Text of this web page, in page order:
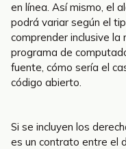
en línea. Así mismo, el
podrá variar según el
comprender inclusive la
programa de
fuente, cómo sería el
código abierto.
Si se incluyen los
es un contrato entre el